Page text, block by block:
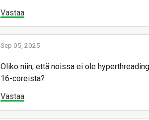
Vastaa
Sep 05, 2025
Oliko niin, että noissa ei ole
16-coreista?
Vastaa